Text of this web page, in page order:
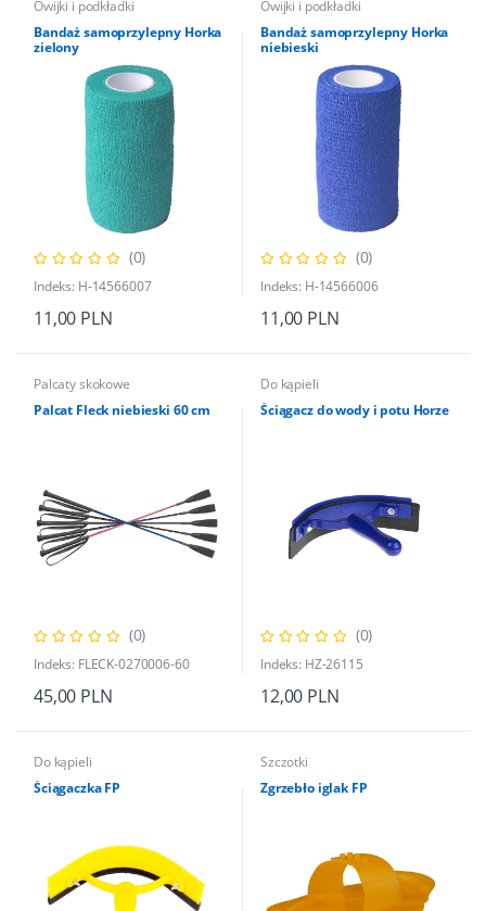
Owijki i podkładki
Bandaż samoprzylepny Horka
zielony
(0)
Indeks: H-14566007
11,00 PLN
Owijki i podkładki
Bandaż samoprzylepny Horka
niebieski
(0)
Indeks: H-14566006
11,00 PLN
Palcaty skokowe
Palcat Fleck niebieski 60 cm
(0)
Indeks: FLECK-0270006-60
45,00 PLN
Do kąpieli
Ściągacz do wody i potu Horze
(0)
Indeks: HZ-26115
12,00 PLN
Do kąpieli
Ściągaczka FP
Szczotki
Zgrzebło iglak FP